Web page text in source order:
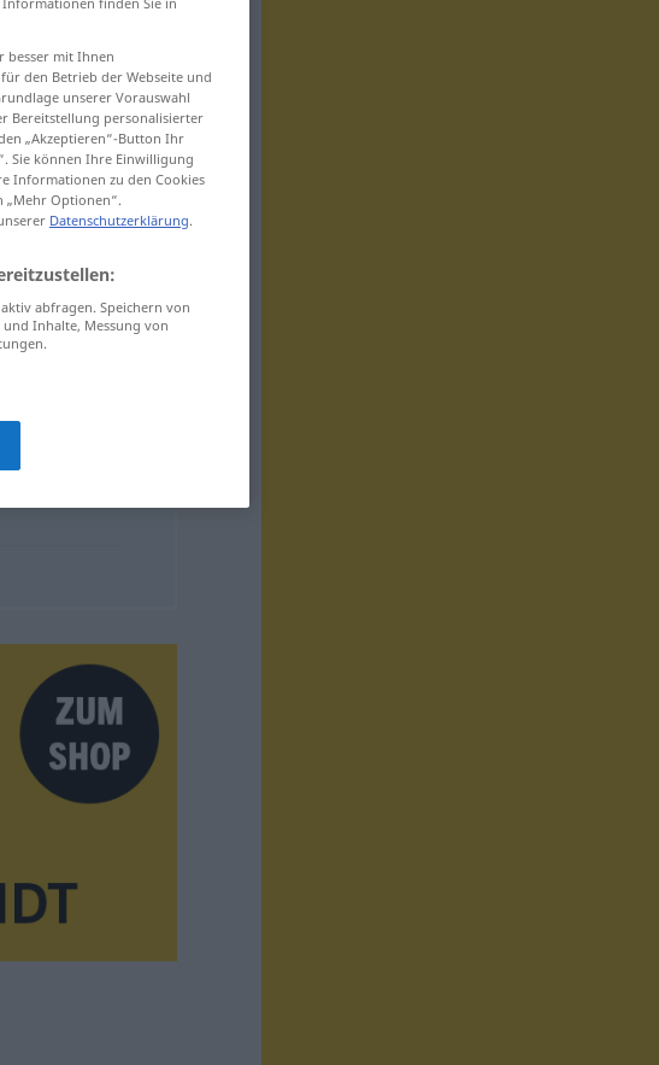
besser mit Ihnen
den Betrieb der Webseite und
unserer Vorauswahl
Bereitstellung personalisierter
„Akzeptieren“-Button Ihr
Sie können Ihre Einwilligung
Informationen zu den Cookies
„Mehr Optionen“.
Datenschutzerklärung.
abfragen. Speichern von
Inhalte, Messung von